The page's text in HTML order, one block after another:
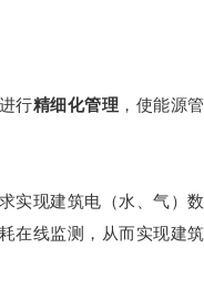
行精细化管理 ，使能源管
实现建筑电（水、气）数
在线监测，从而实现建筑